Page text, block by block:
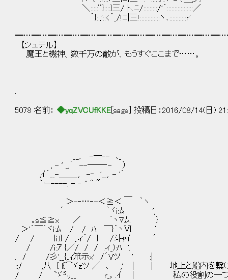
＼:::::¨}::::}三/ ﾄ､ﾆ/:::::::::/'´:::::::::::::::::／
｀}::,'::<´_/!ﾆ|三!:::::::::::::ヽ､:::::::::::r'
【シュテル】
魔王と機神、数千万の敵が、もうすぐここまで……。
5078 名前： ◆yqZVCUfKKE [sage] 投稿日：2016/08/14(日)
__,. -─-- ､_
, - ' _,´ --──‐- ）
,ｲ´__-＿＿_,. -‐ '__,. - '´
`ー----. - ‐ '' " ~
＞-‐…‐-＜≧＜ ｀ヽ
´ ｀ヾi:ﾑ ',
｡s≦≧x ／ ｀ヽﾏﾑ. }
＞'´￣｀ヾi:ﾑ / / ﾊ. ￣}｀ヽⅥ ′
/ / }i:l} / ,.ィ´/ } /斗ｬｲ ′
/ /i:ｱ {／/ / / .ィ_):ﾊ '.
. / /彡'__{,.ｨ笊示x' /´Vツ ' :|
::/ ,八 { l{⌒ゞzツ ／ ､ ,' │ | 地上と船内を繋げる光
/ / `ゞ㍉__ r_，.ｲ | 私の役割の一つ